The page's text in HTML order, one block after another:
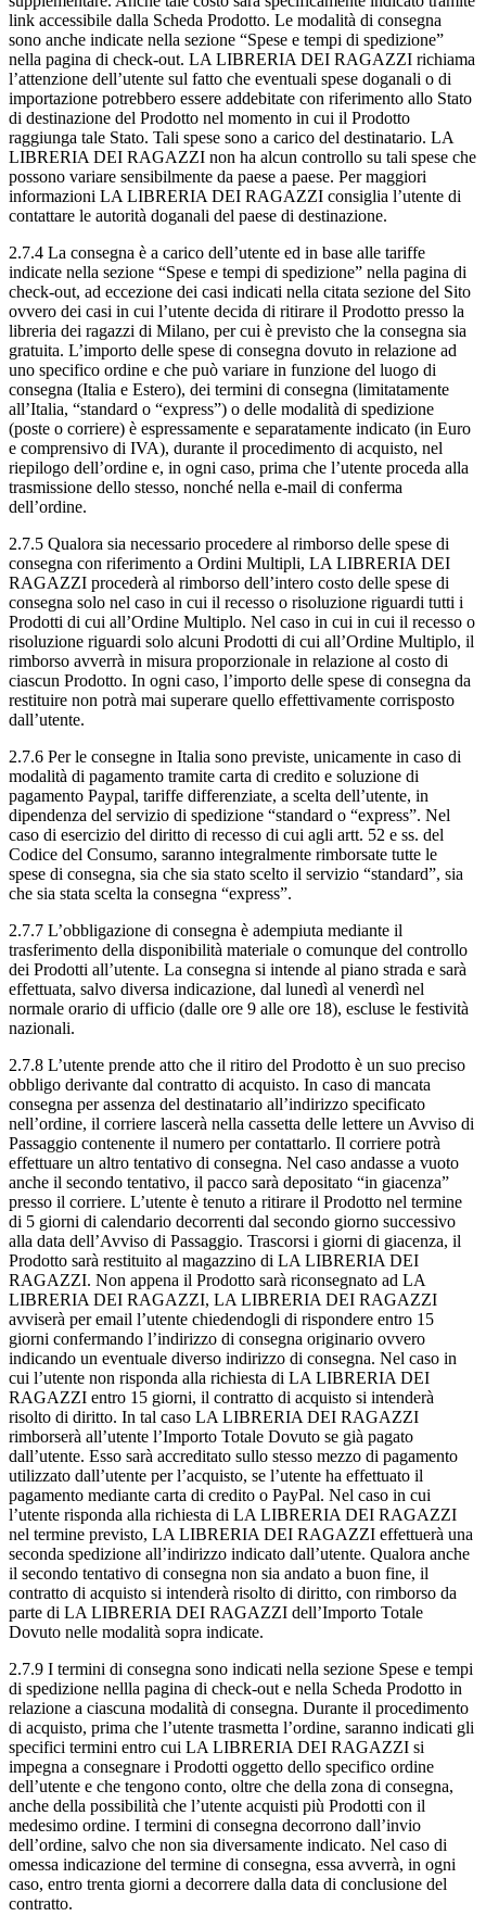
link accessibile dalla Scheda Prodotto. Le modalità di consegna
sono anche indicate nella sezione “Spese e tempi di spedizione”
nella pagina di check-out. LA LIBRERIA DEI RAGAZZI richiama
l’attenzione dell’utente sul fatto che eventuali spese doganali o di
importazione potrebbero essere addebitate con riferimento allo Stato
di destinazione del Prodotto nel momento in cui il Prodotto
raggiunga tale Stato. Tali spese sono a carico del destinatario. LA
LIBRERIA DEI RAGAZZI non ha alcun controllo su tali spese che
possono variare sensibilmente da paese a paese. Per maggiori
informazioni LA LIBRERIA DEI RAGAZZI consiglia l’utente di
contattare le autorità doganali del paese di destinazione.
2.7.4 La consegna è a carico dell’utente ed in base alle tariffe
indicate nella sezione “Spese e tempi di spedizione” nella pagina di
check-out, ad eccezione dei casi indicati nella citata sezione del Sito
ovvero dei casi in cui l’utente decida di ritirare il Prodotto presso la
libreria dei ragazzi di Milano, per cui è previsto che la consegna sia
gratuita. L’importo delle spese di consegna dovuto in relazione ad
uno specifico ordine e che può variare in funzione del luogo di
consegna (Italia e Estero), dei termini di consegna (limitatamente
all’Italia, “standard o “express”) o delle modalità di spedizione
(poste o corriere) è espressamente e separatamente indicato (in Euro
e comprensivo di IVA), durante il procedimento di acquisto, nel
riepilogo dell’ordine e, in ogni caso, prima che l’utente proceda alla
trasmissione dello stesso, nonché nella e-mail di conferma
dell’ordine.
2.7.5 Qualora sia necessario procedere al rimborso delle spese di
consegna con riferimento a Ordini Multipli, LA LIBRERIA DEI
RAGAZZI procederà al rimborso dell’intero costo delle spese di
consegna solo nel caso in cui il recesso o risoluzione riguardi tutti i
Prodotti di cui all’Ordine Multiplo. Nel caso in cui in cui il recesso o
risoluzione riguardi solo alcuni Prodotti di cui all’Ordine Multiplo, il
rimborso avverrà in misura proporzionale in relazione al costo di
ciascun Prodotto. In ogni caso, l’importo delle spese di consegna da
restituire non potrà mai superare quello effettivamente corrisposto
dall’utente.
2.7.6 Per le consegne in Italia sono previste, unicamente in caso di
modalità di pagamento tramite carta di credito e soluzione di
pagamento Paypal, tariffe differenziate, a scelta dell’utente, in
dipendenza del servizio di spedizione “standard o “express”. Nel
caso di esercizio del diritto di recesso di cui agli artt. 52 e ss. del
Codice del Consumo, saranno integralmente rimborsate tutte le
spese di consegna, sia che sia stato scelto il servizio “standard”, sia
che sia stata scelta la consegna “express”.
2.7.7 L’obbligazione di consegna è adempiuta mediante il
trasferimento della disponibilità materiale o comunque del controllo
dei Prodotti all’utente. La consegna si intende al piano strada e sarà
effettuata, salvo diversa indicazione, dal lunedì al venerdì nel
normale orario di ufficio (dalle ore 9 alle ore 18), escluse le festività
nazionali.
2.7.8 L’utente prende atto che il ritiro del Prodotto è un suo preciso
obbligo derivante dal contratto di acquisto. In caso di mancata
consegna per assenza del destinatario all’indirizzo specificato
nell’ordine, il corriere lascerà nella cassetta delle lettere un Avviso di
Passaggio contenente il numero per contattarlo. Il corriere potrà
effettuare un altro tentativo di consegna. Nel caso andasse a vuoto
anche il secondo tentativo, il pacco sarà depositato “in giacenza”
presso il corriere. L’utente è tenuto a ritirare il Prodotto nel termine
di 5 giorni di calendario decorrenti dal secondo giorno successivo
alla data dell’Avviso di Passaggio. Trascorsi i giorni di giacenza, il
Prodotto sarà restituito al magazzino di LA LIBRERIA DEI
RAGAZZI. Non appena il Prodotto sarà riconsegnato ad LA
LIBRERIA DEI RAGAZZI, LA LIBRERIA DEI RAGAZZI
avviserà per email l’utente chiedendogli di rispondere entro 15
giorni confermando l’indirizzo di consegna originario ovvero
indicando un eventuale diverso indirizzo di consegna. Nel caso in
cui l’utente non risponda alla richiesta di LA LIBRERIA DEI
RAGAZZI entro 15 giorni, il contratto di acquisto si intenderà
risolto di diritto. In tal caso LA LIBRERIA DEI RAGAZZI
rimborserà all’utente l’Importo Totale Dovuto se già pagato
dall’utente. Esso sarà accreditato sullo stesso mezzo di pagamento
utilizzato dall’utente per l’acquisto, se l’utente ha effettuato il
pagamento mediante carta di credito o PayPal. Nel caso in cui
l’utente risponda alla richiesta di LA LIBRERIA DEI RAGAZZI
nel termine previsto, LA LIBRERIA DEI RAGAZZI effettuerà una
seconda spedizione all’indirizzo indicato dall’utente. Qualora anche
il secondo tentativo di consegna non sia andato a buon fine, il
contratto di acquisto si intenderà risolto di diritto, con rimborso da
parte di LA LIBRERIA DEI RAGAZZI dell’Importo Totale
Dovuto nelle modalità sopra indicate.
2.7.9 I termini di consegna sono indicati nella sezione Spese e tempi
di spedizione nellla pagina di check-out e nella Scheda Prodotto in
relazione a ciascuna modalità di consegna. Durante il procedimento
di acquisto, prima che l’utente trasmetta l’ordine, saranno indicati gli
specifici termini entro cui LA LIBRERIA DEI RAGAZZI si
impegna a consegnare i Prodotti oggetto dello specifico ordine
dell’utente e che tengono conto, oltre che della zona di consegna,
anche della possibilità che l’utente acquisti più Prodotti con il
medesimo ordine. I termini di consegna decorrono dall’invio
dell’ordine, salvo che non sia diversamente indicato. Nel caso di
omessa indicazione del termine di consegna, essa avverrà, in ogni
caso, entro trenta giorni a decorrere dalla data di conclusione del
contratto.